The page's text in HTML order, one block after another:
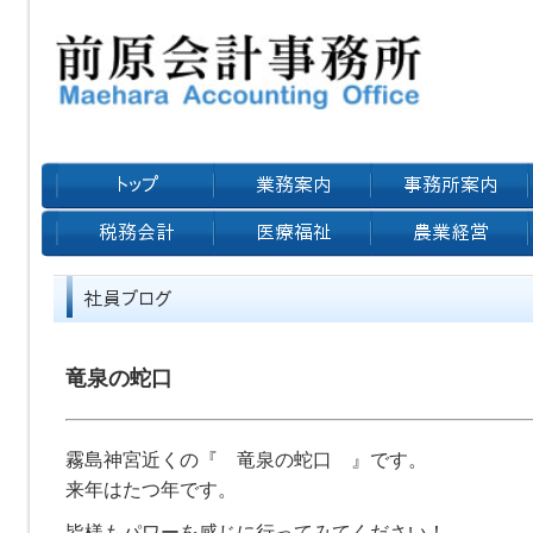
竜泉の蛇口
霧島神宮近くの『 竜泉の蛇口 』です。
来年はたつ年です。